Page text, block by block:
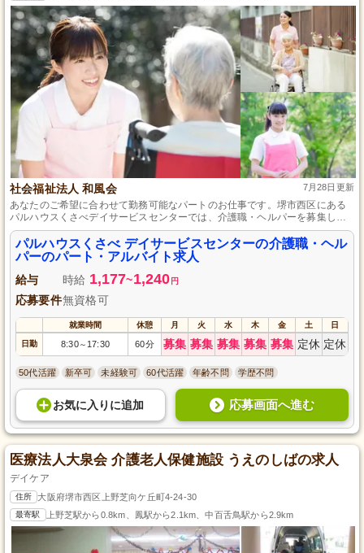
社会福祉法人 和風会 7月28日更新
あなたのご希望に合わせて勤務可能なパートのお仕事です。堺市西区にある
パルハウスくさべデイサービスセンターでは、介護職・ヘルパーを募集して
います。未経験者大歓迎で、介護福祉士の資格を持つ方を対象としていま
す。先輩スタッフの丁寧なフォローもあり安心して働けます。マイカー通勤
可、法定通りの社会保険加入も完備。やりがいを持って地域社会に貢献しま
せんか？ご応募お待ちしています。
パルハウスくさべ デイサービスセンターの介護職・ヘル
パーのパート・アルバイト求人
給与 時給 1,177~1,240 円
応募要件無資格可
就業時間 休憩 月 火 水 木 金 土 日
日勤 8:30～ 17:30 60分 募集 募集 募集 募集 募集 定休 定休
50代活躍 新卒可 未経験可 60代活躍 年齢不問 学歴不問
お気に入り に追加 応募画面へ進む
医療法人大泉会 介護老人保健施設 うえのしばの求人
デイケア
住所 大阪府堺市西区上野芝向ケ丘町4-24-30
最寄駅 上野芝駅から0.8km、鳳駅から2.1km、中百舌鳥駅から2.9km